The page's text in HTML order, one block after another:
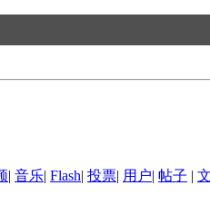
| 音乐| Flash| 投票| 用户| 帖子 |